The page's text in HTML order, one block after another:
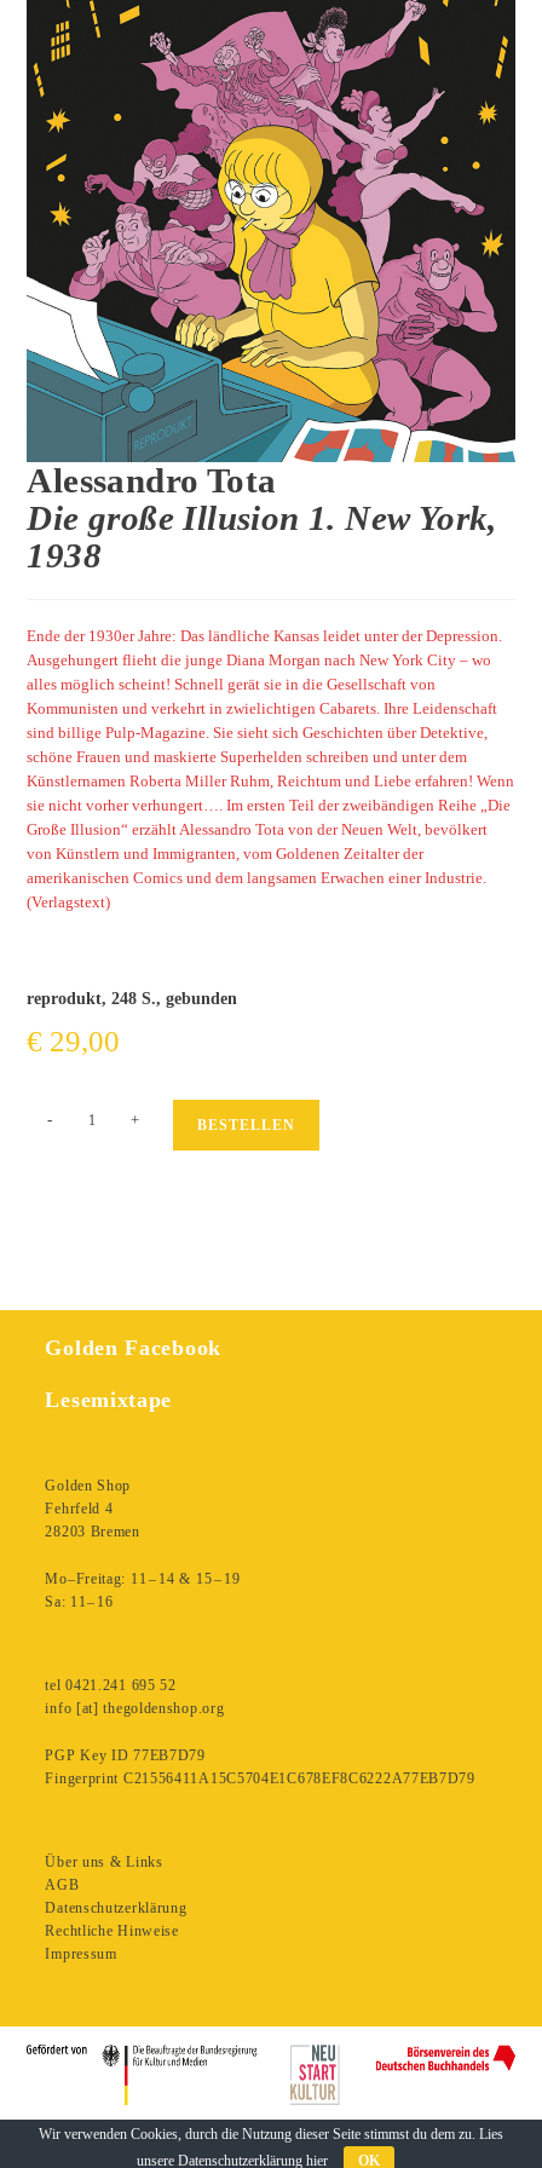
Alessandro Tota
Die große Illusion 1. New York,
1938
Ende der 1930er Jahre: Das ländliche Kansas leidet unter der Depression.
Ausgehungert flieht die junge Diana Morgan nach New York City – wo
alles möglich scheint! Schnell gerät sie in die Gesellschaft von
Kommunisten und verkehrt in zwielichtigen Cabarets. Ihre Leidenschaft
sind billige Pulp-Magazine. Sie sieht sich Geschichten über Detektive,
schöne Frauen und maskierte Superhelden schreiben und unter dem
Künstlernamen Roberta Miller Ruhm, Reichtum und Liebe erfahren! Wenn
sie nicht vorher verhungert…. Im ersten Teil der zweibändigen Reihe „Die
Große Illusion“ erzählt Alessandro Tota von der Neuen Welt, bevölkert
von Künstlern und Immigranten, vom Goldenen Zeitalter der
amerikanischen Comics und dem langsamen Erwachen einer Industrie.
(Verlagstext)
reprodukt, 248 S., gebunden
€ 29,00
- + BESTELLEN
Golden Facebook
Lesemixtape
Golden Shop
Fehrfeld 4
28203 Bremen
Mo–Freitag: 11 – 14 & 15 – 19
Sa: 11– 16
tel 0421.241 695 52
info [at] thegoldenshop.org
PGP Key ID 77EB7D79
Fingerprint C21556411A15C5704E1C678EF8C6222A77EB7D79
Über uns & Links
AGB
Datenschutzerklärung
Rechtliche Hinweise
Impressum
Wir verwenden Cookies, durch die Nutzung dieser Seite stimmst du dem zu. Lies
unsere Datenschutzerklärung hier OK